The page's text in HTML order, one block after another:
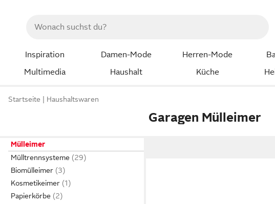
Inspiration Damen-Mode Herren-Mode
Multimedia
Haushalt Küche
Startseite Haushaltswaren
Garagen Mülleimer
Mülleimer
Mülltrennsysteme
Biomülleimer
Kosmetikeimer
Papierkörbe